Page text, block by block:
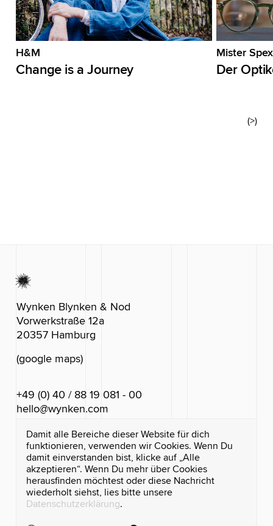
Damit alle Bereiche dieser Website für dich
funktionieren, verwenden wir Cookies. Wenn Du
damit einverstanden bist, klicke auf „Alle
akzeptieren“. Wenn Du mehr über Cookies
herausfinden möchtest oder diese Nachricht
wiederholt siehst, lies bitte unsere
Datenschutzerklärung.
H&M
Change is a Journey
Mister Spex
Der
(>)
Wynken Blynken & Nod
Vorwerkstraße 12a
20357 Hamburg
(google maps)
+49 (0) 40 / 88 19 081 - 00
hello@wynken.com